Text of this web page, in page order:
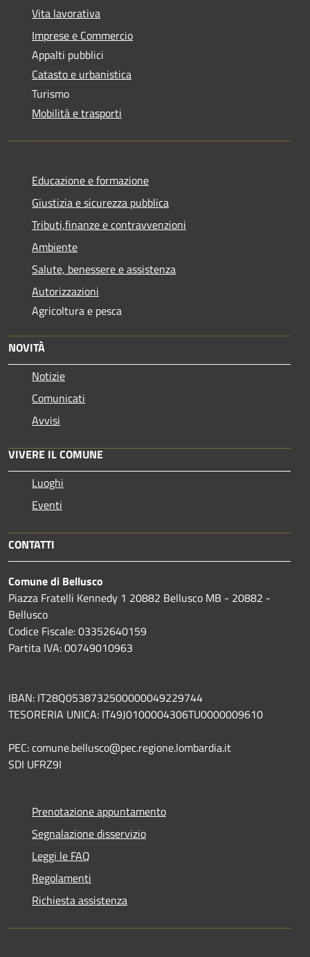
Vita lavorativa
Imprese e Commercio
Appalti pubblici
Catasto e urbanistica
Turismo
Mobilità e trasporti
Educazione e formazione
Giustizia e sicurezza pubblica
Tributi,finanze e contravvenzioni
Ambiente
Salute, benessere e assistenza
Autorizzazioni
Agricoltura e pesca
NOVITÀ
Notizie
Comunicati
Avvisi
VIVERE IL COMUNE
Luoghi
Eventi
CONTATTI
Comune di Bellusco
Piazza Fratelli Kennedy 1 20882 Bellusco MB - 20882 -
Bellusco
Codice Fiscale: 03352640159
Partita IVA: 00749010963
IBAN: IT28Q0538732500000049229744
TESORERIA UNICA: IT49J0100004306TU0000009610
PEC: comune.bellusco@pec.regione.lombardia.it
SDI UFRZ9I
Prenotazione appuntamento
Segnalazione disservizio
Leggi le FAQ
Regolamenti
Richiesta assistenza